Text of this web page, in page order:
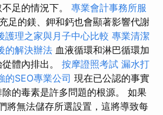
足的情況下。 專業會計事務所服
充足的鎂、鉀和鈣也會顯著影響代謝
護理之家與月子中心比較 專業清潔
的解決辦法 血液循環和淋巴循環加
體內排出。 按摩證照考試 漏水打
的SEO專業公司 現在已公認的事實
的毒素是許多問題的根源。 如果
將無法儲存所選設置，這將導致每